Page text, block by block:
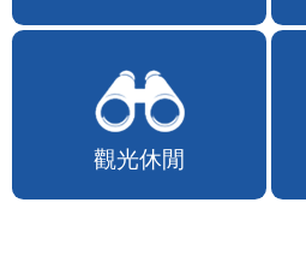
觀光休閒